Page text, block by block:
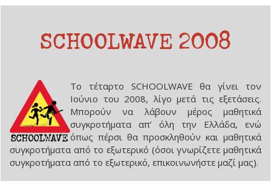
SCHOOLWAVE 2008
Το τέταρτο SCHOOLWAVE θα γίνει τον
Ιούνιο του 2008, λίγο μετά τις εξετάσεις.
Μπορούν να λάβουν μέρος μαθητικά
συγκροτήματα απ’ όλη την Ελλάδα, ενώ
όπως πέρσι θα προσκληθούν και μαθητικά
συγκροτήματα από το εξωτερικό (όσοι γνωρίζετε μαθητικά
συγκροτήματα από το εξωτερικό, επικοινωνήστε μαζί μας).